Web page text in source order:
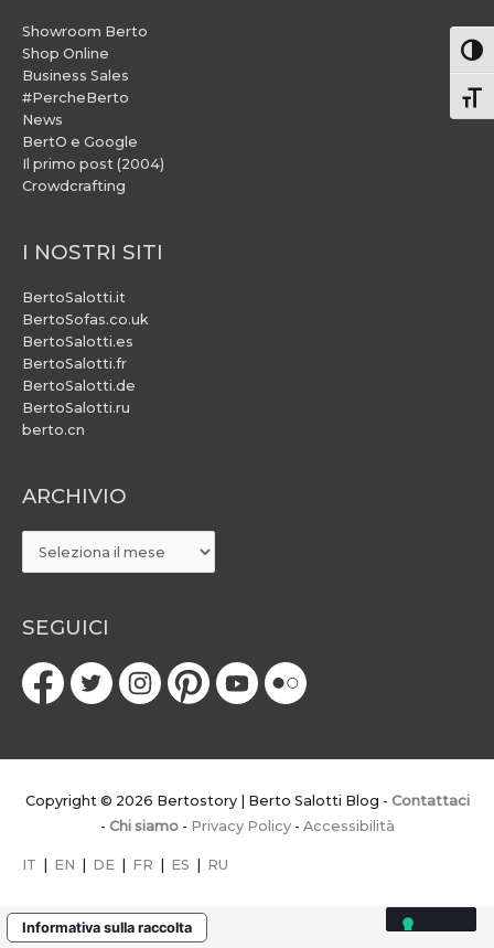
Showroom Berto
Shop Online
Business Sales
#PercheBerto
News
BertO e Google
Il primo post (2004)
Crowdcrafting
I NOSTRI SITI
BertoSalotti.it
BertoSofas.co.uk
BertoSalotti.es
BertoSalotti.fr
BertoSalotti.de
BertoSalotti.ru
berto.cn
ARCHIVIO
ARCHIVIO
SEGUICI
Copyright © 2026 Bertostory | Berto Salotti Blog - Contattaci
- Chi siamo- Privacy Policy- Accessibilità
IT EN DE FR ES RU
Informativa sulla raccolta